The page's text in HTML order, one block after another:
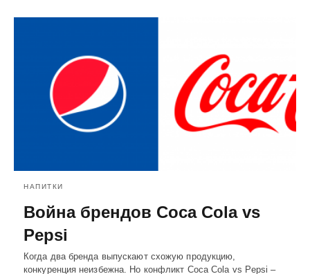
НАПИТКИ
Война брендов Coca Cola vs
Pepsi
Когда два бренда выпускают схожую продукцию,
конкуренция неизбежна. Но конфликт Coca Cola vs Pepsi –